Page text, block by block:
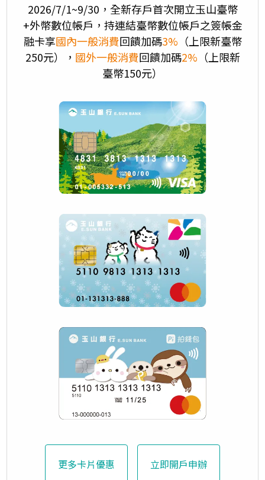
2026/7/1~9/30，全新存戶首次開立玉山臺幣
+外幣數位帳戶，持連結臺幣數位帳戶之簽帳金
融卡享國內一般消費回饋加碼3% （上限新臺幣
250元）， 國外一般消費回饋加碼2% （上限新
臺幣150元）
更多卡片優惠 立即開戶申辦